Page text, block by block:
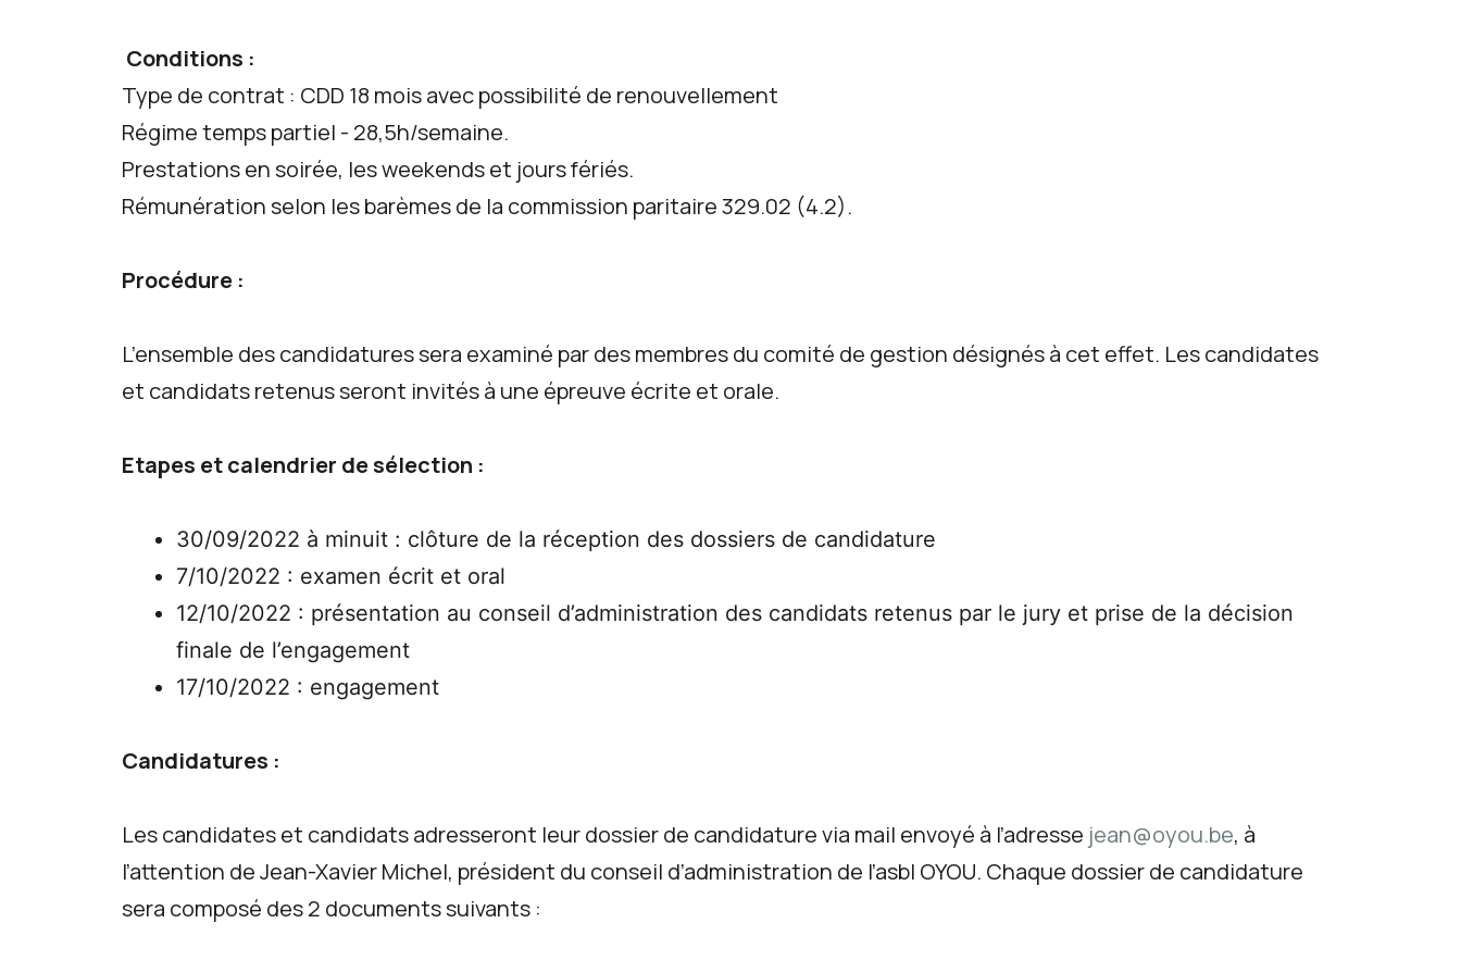
Conditions :
Type de contrat : CDD 18 mois avec possibilité de renouvellement
Régime temps partiel - 28,5h/semaine.
Prestations en soirée, les weekends et jours fériés.
Rémunération selon les barèmes de la commission paritaire 329.02 (4.2).
Procédure :
L’ensemble des candidatures sera examiné par des membres du comité de gestion désignés à cet effet. Les candidates
et candidats retenus seront invités à une épreuve écrite et orale.
Etapes et calendrier de sélection :
30/09/2022 à minuit : clôture de la réception des dossiers de candidature
7/10/2022 : examen écrit et oral
12/10/2022 : présentation au conseil d’administration des candidats retenus par le jury et prise de la décision
finale de l’engagement
17/10/2022 : engagement
Candidatures :
Les candidates et candidats adresseront leur dossier de candidature via mail envoyé à l’adresse jean@oyou.be, à
l’attention de Jean-Xavier Michel, président du conseil d’administration de l’asbl OYOU. Chaque dossier de candidature
sera composé des 2 documents suivants :